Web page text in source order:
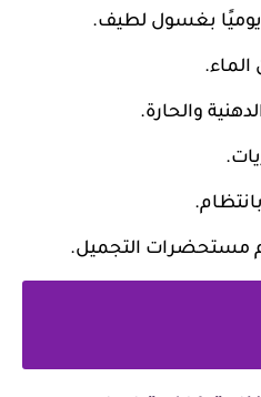
بغسول لطيف.
والحارة.
مستحضرات التجميل.